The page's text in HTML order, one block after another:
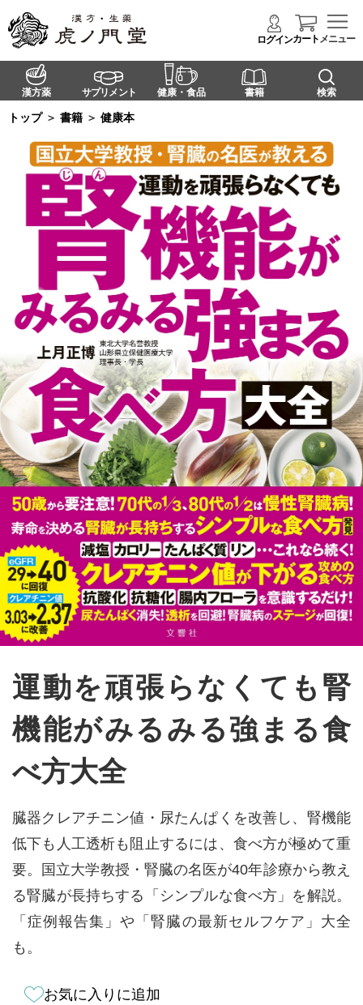
ログインカートメニュー
漢方薬 サプリメント 健康・食品 書籍 検索
トップ ＞ 書籍 ＞ 健康本
運動を頑張らなくても腎
機能がみるみる強まる食
べ方大全
臓器クレアチニン値・尿たんぱくを改善し、腎機能
低下も人工透析も阻止するには、食べ方が極めて重
要。国立大学教授・腎臓の名医が40年診療から教え
る腎臓が長持ちする「シンプルな食べ方」を解説。
「症例報告集」や「腎臓の最新セルフケア」大全
も。
お気に入りに追加